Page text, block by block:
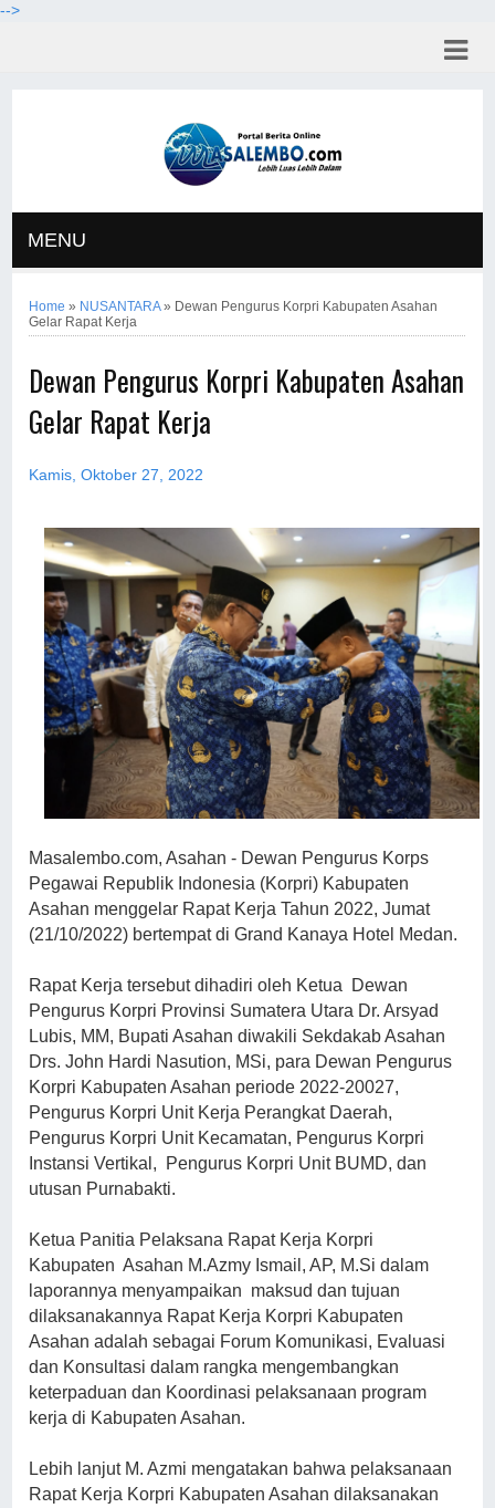
-->
MENU
Home » NUSANTARA» Dewan Pengurus Korpri Kabupaten Asahan
Gelar Rapat Kerja
Dewan Pengurus Korpri Kabupaten Asahan
Gelar Rapat Kerja
Kamis, Oktober 27, 2022
Masalembo.com, Asahan - Dewan Pengurus Korps
Pegawai Republik Indonesia (Korpri) Kabupaten
Asahan menggelar Rapat Kerja Tahun 2022, Jumat
(21/10/2022) bertempat di Grand Kanaya Hotel Medan.
Rapat Kerja tersebut dihadiri oleh Ketua Dewan
Pengurus Korpri Provinsi Sumatera Utara Dr. Arsyad
Lubis, MM, Bupati Asahan diwakili Sekdakab Asahan
Drs. John Hardi Nasution, MSi, para Dewan Pengurus
Korpri Kabupaten Asahan periode 2022-20027,
Pengurus Korpri Unit Kerja Perangkat Daerah,
Pengurus Korpri Unit Kecamatan, Pengurus Korpri
Instansi Vertikal, Pengurus Korpri Unit BUMD, dan
utusan Purnabakti.
Ketua Panitia Pelaksana Rapat Kerja Korpri
Kabupaten Asahan M.Azmy Ismail, AP, M.Si dalam
laporannya menyampaikan maksud dan tujuan
dilaksanakannya Rapat Kerja Korpri Kabupaten
Asahan adalah sebagai Forum Komunikasi, Evaluasi
dan Konsultasi dalam rangka mengembangkan
keterpaduan dan Koordinasi pelaksanaan program
kerja di Kabupaten Asahan.
Lebih lanjut M. Azmi mengatakan bahwa pelaksanaan
Rapat Kerja Korpri Kabupaten Asahan dilaksanakan